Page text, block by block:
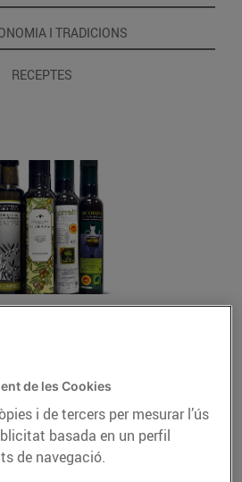
I TRADICIONS
RECEPTES
SALUDABLES
olis de
de les Cookies
i de tercers per mesurar l’ús
basada en un perfil
de navegació.